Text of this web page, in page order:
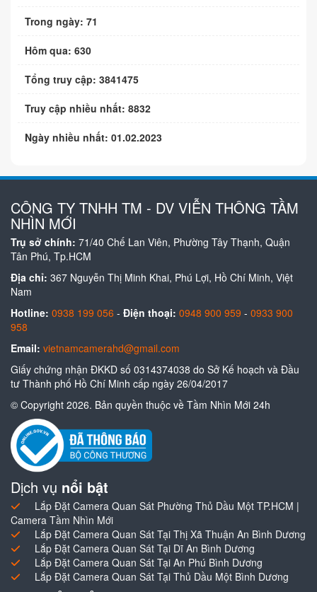
Trong ngày: 71
Hôm qua: 630
Tổng truy cập: 3841475
Truy cập nhiều nhất: 8832
Ngày nhiều nhất: 01.02.2023
CÔNG TY TNHH TM - DV VIỄN THÔNG TẦM
NHÌN MỚI
Trụ sở chính: 71/40 Chế Lan Viên, Phường Tây Thạnh, Quận
Tân Phú, Tp.HCM
Địa chỉ: 367 Nguyễn Thị Minh Khai, Phú Lợi, Hồ Chí Minh, Việt
Nam
Hotline: 0938 199 056 - Điện thoại: 0948 900 959 - 0933 900
958
Email: vietnamcamerahd@gmail.com
Giấy chứng nhận ĐKKD số 0314374038 do Sở Kế hoạch và Đầu
tư Thành phố Hồ Chí Minh cấp ngày 26/04/2017
© Copyright 2026. Bản quyền thuộc về Tầm Nhìn Mới 24h
Dịch vụ nổi bật
Lắp Đặt Camera Quan Sát Phường Thủ Dầu Một TP.HCM |
Camera Tầm Nhìn Mới
Lắp Đặt Camera Quan Sát Tại Thị Xã Thuận An Bình Dương
Lắp Đặt Camera Quan Sát Tại Dĩ An Bình Dương
Lắp Đặt Camera Quan Sát Tại An Phú Bình Dương
Lắp Đặt Camera Quan Sát Tại Thủ Dầu Một Bình Dương